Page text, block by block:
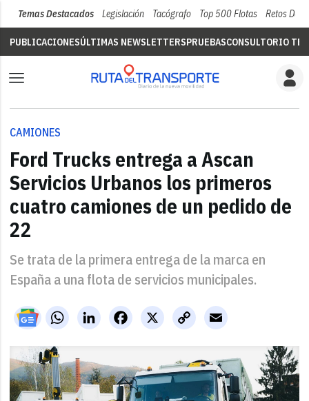
Temas Destacados Legislación Tacógrafo Top 500 Flotas Retos Del
PUBLICACIONESÚLTIMAS NEWSLETTERSPRUEBASCONSULTORIO
CAMIONES
Ford Trucks entrega a Ascan
Servicios Urbanos los primeros
cuatro camiones de un pedido de
22
Se trata de la primera entrega de la marca en
España a una flota de servicios municipales.
WhatsAppLinkedIn X
Facebook
Copy
Link
Email